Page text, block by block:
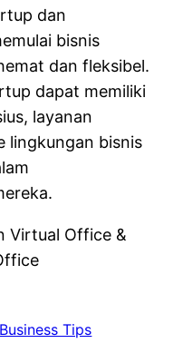
dan
bisnis
dan fleksibel.
dapat memiliki
layanan
lingkungan bisnis
Virtual Office &
Business Tips